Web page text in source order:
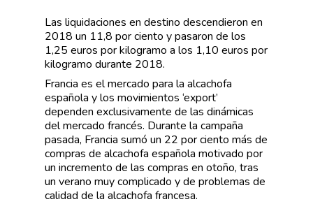
Las liquidaciones en destino descendieron en
2018 un 11,8 por ciento y pasaron de los
1,25 euros por kilogramo a los 1,10 euros por
kilogramo durante 2018.
Francia es el mercado para la alcachofa
española y los movimientos ‘export’
dependen exclusivamente de las dinámicas
del mercado francés. Durante la campaña
pasada, Francia sumó un 22 por ciento más de
compras de alcachofa española motivado por
un incremento de las compras en otoño, tras
un verano muy complicado y de problemas de
calidad de la alcachofa francesa.